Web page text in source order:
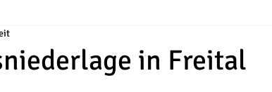
in Freital